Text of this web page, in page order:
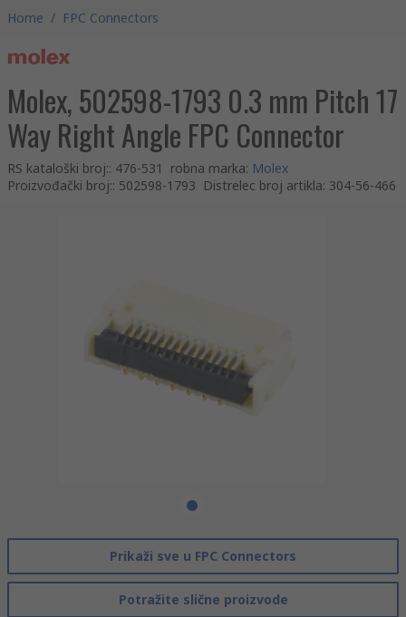
Home / FPC Connectors
Molex, 502598-1793 0.3 mm Pitch 17
Way Right Angle FPC Connector
RS kataloški broj:: 476-531 robna marka: Molex
Proizvođački broj:: 502598-1793 Distrelec broj artikla: 304-56-466
Prikaži sve u FPC Connectors
Potražite slične proizvode